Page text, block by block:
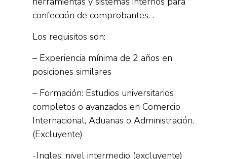
confección de comprobantes. .
Los requisitos son:
– Experiencia mínima de 2 años en
posiciones similares
– Formación: Estudios universitarios
completos o avanzados en Comercio
Internacional, Aduanas o Administración.
(Excluyente)
-Ingles: nivel intermedio (excluyente)